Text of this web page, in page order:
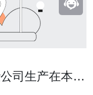
司生产在本地